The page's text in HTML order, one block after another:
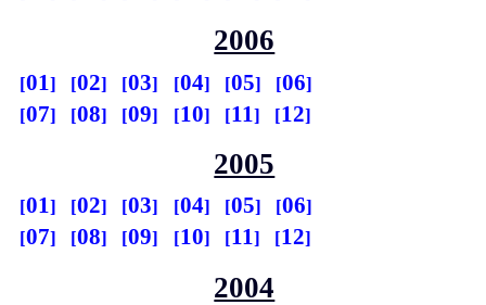
2006
01 02 03 04 05
06
07
08 09 10 11 12
2005
01 02 03 04 05
06
07
08 09 10 11 12
2004